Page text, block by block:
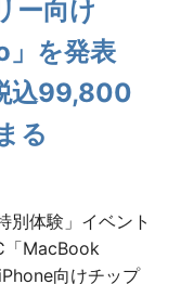
ー向け
」を発表
込99,800
る
別体験」イベント
「MacBook
向けチップ